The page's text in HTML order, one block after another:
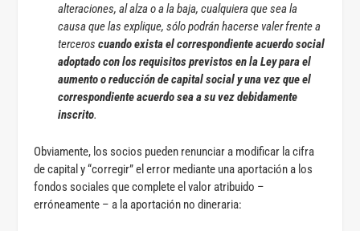
alteraciones, al alza o a la baja, cualquiera que sea la
causa que las explique, sólo podrán hacerse valer frente a
terceroscuando exista el correspondiente acuerdo social
adoptado con los requisitos previstos en la Ley para el
aumento o reducción de capital social y una vez que el
correspondiente acuerdo sea a su vez debidamente
inscrito.
Obviamente, los socios pueden renunciar a modificar la cifra
de capital y “corregir” el error mediante una aportación a los
fondos sociales que complete el valor atribuido –
erróneamente – a la aportación no dineraria: